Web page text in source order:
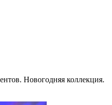
Новогодняя коллекция.